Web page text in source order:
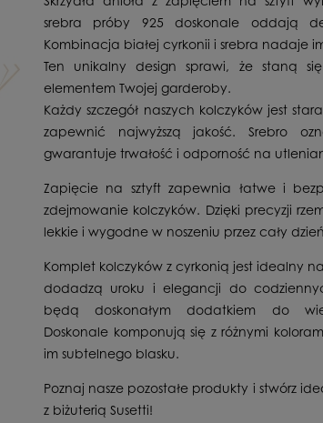
srebra próby 925 doskonale oddają
Kombinacja białej cyrkonii i srebra nadaje
Ten unikalny design sprawi, że staną
elementem Twojej garderoby.
Każdy szczegół naszych kolczyków jest
zapewnić najwyższą jakość. Srebro
gwarantuje trwałość i odporność na
Zapięcie na sztyft zapewnia łatwe i
zdejmowanie kolczyków. Dzięki precyzji
lekkie i wygodne w noszeniu przez cały
Komplet kolczyków z cyrkonią jest idealny
dodadzą uroku i elegancji do
będą doskonałym dodatkiem do
Doskonale komponują się z różnymi
im subtelnego blasku.
Poznaj nasze pozostałe produkty i stwórz
z biżuterią Susetti!